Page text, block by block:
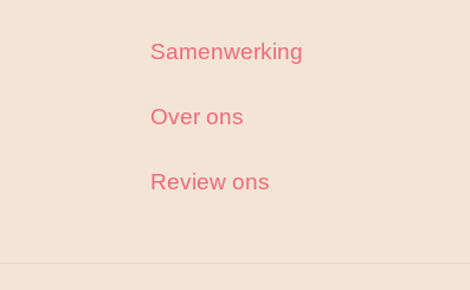
Samenwerking
Over ons
Review ons